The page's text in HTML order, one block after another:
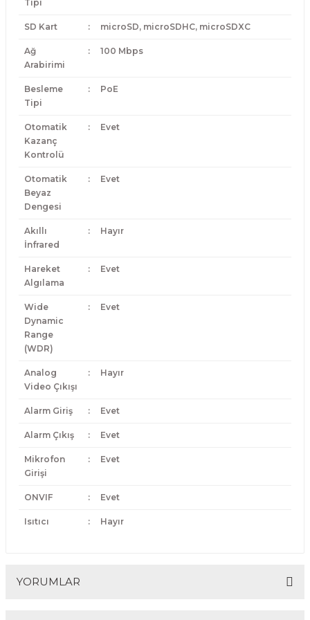
Tipi
SD Kart : microSD, microSDHC, microSDXC
Ağ
Arabirimi
: 100 Mbps
Besleme
Tipi
: PoE
Otomatik
Kazanç
Kontrolü
: Evet
Otomatik
Beyaz
Dengesi
: Evet
Akıllı
İnfrared
: Hayır
Hareket
Algılama
: Evet
Wide
Dynamic
Range
(WDR)
: Evet
Analog
Video Çıkışı
: Hayır
Alarm Giriş : Evet
Alarm Çıkış : Evet
Mikrofon
Girişi
: Evet
ONVIF : Evet
Isıtıcı : Hayır
YORUMLAR